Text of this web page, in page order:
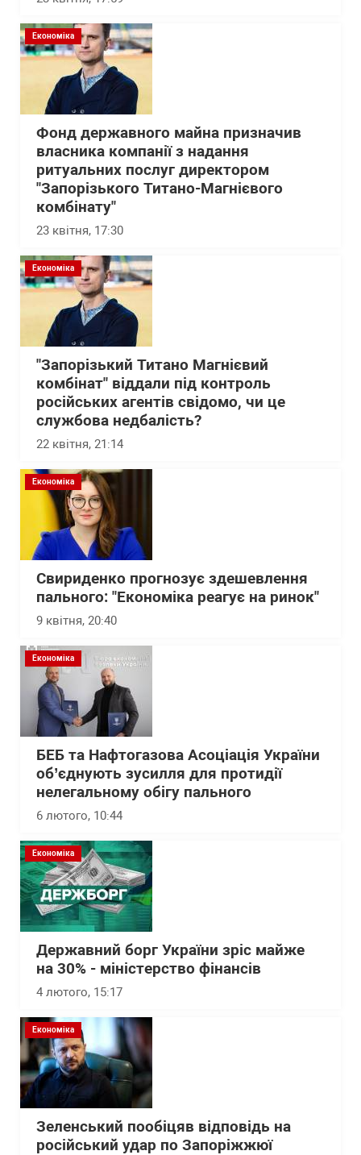
Економіка
Фонд державного майна призначив
власника компанії з надання
ритуальних послуг директором
"Запорізького Титано-Магнієвого
комбінату"
23 квітня, 17:30
Економіка
"Запорізький Титано Магнієвий
комбінат" віддали під контроль
російських агентів свідомо, чи це
службова недбалість?
22 квітня, 21:14
Економіка
Свириденко прогнозує здешевлення
пального: "Економіка реагує на ринок"
9 квітня, 20:40
Економіка
БЕБ та Нафтогазова Асоціація України
об’єднують зусилля для протидії
нелегальному обігу пального
6 лютого, 10:44
Економіка
Державний борг України зріс майже
на 30% - міністерство фінансів
4 лютого, 15:17
Економіка
Зеленський пообіцяв відповідь на
російський удар по Запоріжжюї